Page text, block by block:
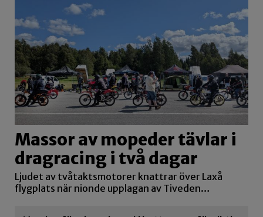
Massor av mopeder tävlar i
dragracing i två dagar
Ljudet av tvåtaktsmotorer knattrar över Laxå
flygplats när nionde upplagan av Tiveden…